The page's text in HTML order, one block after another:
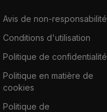
Avis de non-responsabilité
Conditions d'utilisation
Politique de confidentialité
Politique en matière de
cookies
Politique de